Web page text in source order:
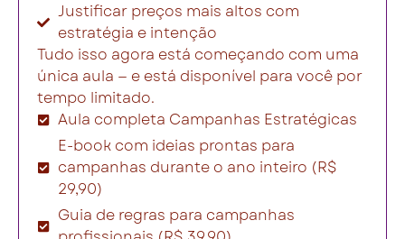
Justificar preços mais altos com
estratégia e intenção
Tudo isso agora está começando com uma
única aula — e está disponível para você por
tempo limitado.
Aula completa Campanhas Estratégicas
E-book com ideias prontas para
campanhas durante o ano inteiro (R$
29,90)
Guia de regras para campanhas